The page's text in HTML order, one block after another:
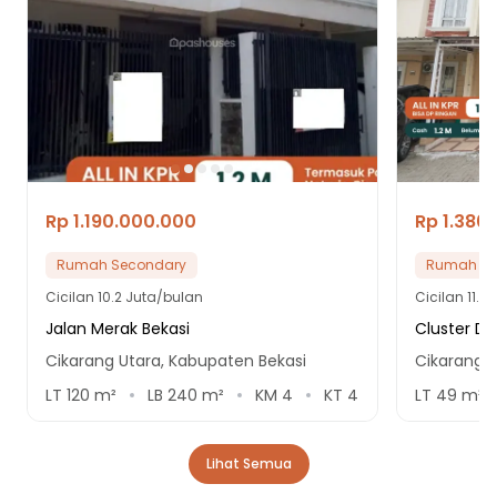
Rp 1.190.000.000
Rumah Secondary
Cicilan 10.2 Juta/bulan
Jalan Merak Bekasi
Cikarang Utara, Kabupaten Bekasi
LT 120 m² LB 240 m² KM 4 KT 4
Rp
Rumah
Cicilan
Cluster
Cikarang
LT 49 m²
Lihat Semua